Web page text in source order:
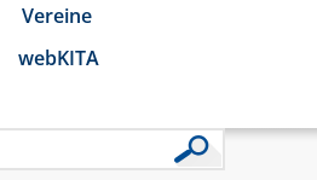
Vereine
webKITA